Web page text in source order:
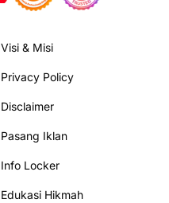
Visi & Misi
Privacy Policy
Disclaimer
Pasang Iklan
Info Locker
Edukasi Hikmah